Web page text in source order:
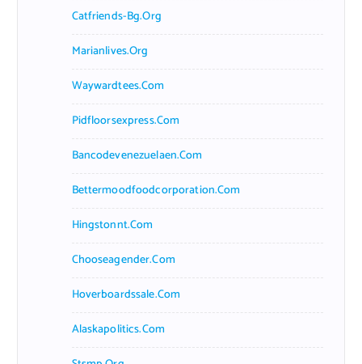
Catfriends-Bg.org
Marianlives.org
Waywardtees.com
Pidfloorsexpress.com
Bancodevenezuelaen.com
Bettermoodfoodcorporation.com
Hingstonnt.com
Chooseagender.com
Hoverboardssale.com
Alaskapolitics.com